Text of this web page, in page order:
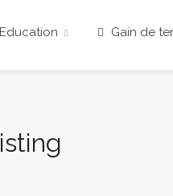
Education Gain de